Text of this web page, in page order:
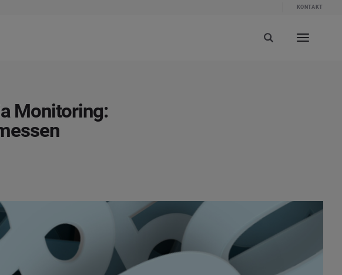
KONTAKT
Monitoring: